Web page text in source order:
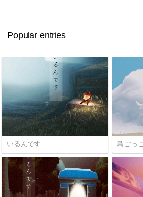
Popular entries
いるんです 鳥ごっこ